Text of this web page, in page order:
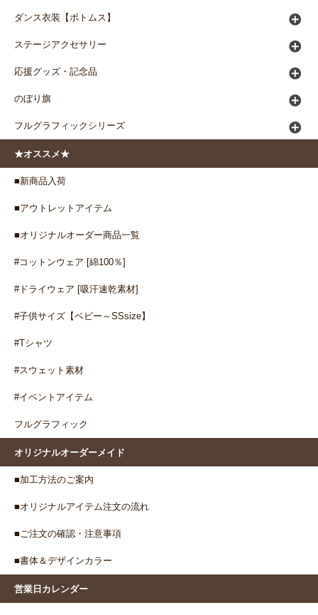
ダンス衣装【ボトムス】
ステージアクセサリー
応援グッズ・記念品
のぼり旗
フルグラフィックシリーズ
★オススメ★
■新商品入荷
■アウトレットアイテム
■オリジナルオーダー商品一覧
#コットンウェア [綿100％]
#ドライウェア [吸汗速乾素材]
#子供サイズ【ベビー～SSsize】
#Tシャツ
#スウェット素材
#イベントアイテム
フルグラフィック
オリジナルオーダーメイド
■加工方法のご案内
■オリジナルアイテム注文の流れ
■ご注文の確認・注意事項
■書体＆デザインカラー
営業日カレンダー